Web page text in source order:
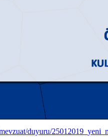
duyuru/